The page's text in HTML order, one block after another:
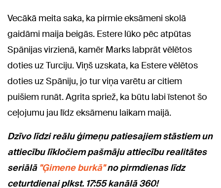
Vecākā meita saka, ka pirmie eksāmeni skolā
gaidāmi maija beigās. Estere lūko pēc atpūtas
Spānijas virzienā, kamēr Marks labprāt vēlētos
doties uz Turciju. Viņš uzskata, ka Estere vēlētos
doties uz Spāniju, jo tur viņa varētu ar citiem
puišiem runāt. Agrita spriež, ka būtu labi īstenot šo
ceļojumu jau līdz eksāmenu laikam maijā.
Dzīvo līdzi reālu ģimeņu patiesajiem stāstiem un
attiecību līkločiem pašmāju attiecību realitātes
seriālā "Ģimene burkā"no pirmdienas līdz
ceturtdienai plkst. 17:55 kanālā 360!